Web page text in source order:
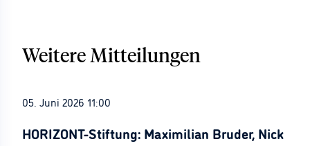
Weitere Mitteilungen
05. Juni 2026 11:00
HORIZONT-Stiftung: Maximilian Bruder, Nick